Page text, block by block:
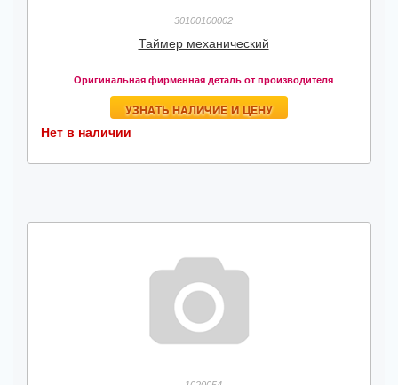
30100100002
Таймер механический
Оригинальная фирменная деталь от производителя
УЗНАТЬ НАЛИЧИЕ И ЦЕНУ
Нет в наличии